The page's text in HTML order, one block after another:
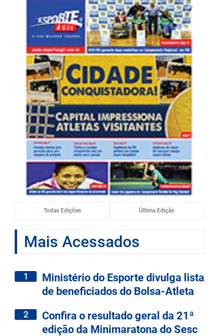
Todas Edições Última Edição
Mais Acessados
1
Ministério do Esporte divulga lista
de beneficiados do Bolsa-Atleta
2
Confira o resultado geral da 21ª
edição da Minimaratona do Sesc